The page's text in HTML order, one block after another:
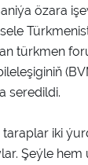
özara
türkmen
seredildi.
iki
Şeýle